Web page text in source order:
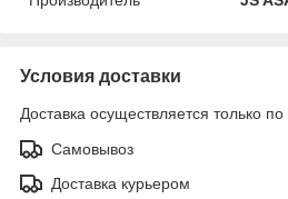
Условия доставки
Доставка осуществляется только по
Самовывоз
Доставка курьером